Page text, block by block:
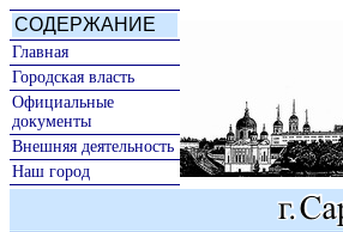
СОДЕРЖАНИЕ
Главная
Городская власть
Официальные
документы
Внешняя деятельность
Наш город